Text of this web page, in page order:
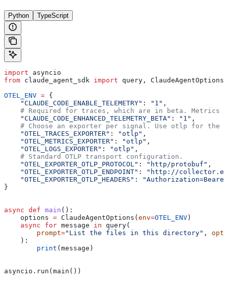
Python TypeScript
import asyncio
from claude_agent_sdk import query, ClaudeAgentOptions
OTEL_ENV = {
    "CLAUDE_CODE_ENABLE_TELEMETRY"
: "1" ,
# Required for traces, which are in beta. Metrics
    "CLAUDE_CODE_ENHANCED_TELEMETRY_BETA"
: "1" ,
# Choose an exporter per signal. Use otlp for the
    "OTEL_TRACES_EXPORTER"
: "otlp" ,
    "OTEL_METRICS_EXPORTER"
: "otlp" ,
    "OTEL_LOGS_EXPORTER"
: "otlp" ,
    # Standard OTLP transport configuration.
    "OTEL_EXPORTER_OTLP_PROTOCOL"
: "http/protobuf" ,
    "OTEL_EXPORTER_OTLP_ENDPOINT"
:
"http://
    "OTEL_EXPORTER_OTLP_HEADERS"
:
}
async def main ():
    options
= ClaudeAgentOptions( env=OTEL_ENV )
    async
for message in query(
        prompt
="List the files in this directory" ,
    ):
        print
(message)
asyncio.run(main())